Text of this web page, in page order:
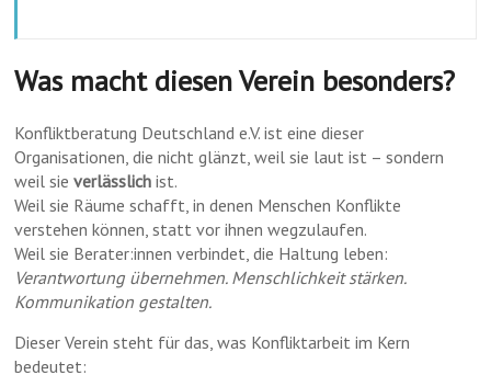
Was macht diesen Verein besonders?
Konfliktberatung Deutschland e.V. ist eine dieser
Organisationen, die nicht glänzt, weil sie laut ist – sondern
weil sieverlässlich ist.
Weil sie Räume schafft, in denen Menschen Konflikte
verstehen können, statt vor ihnen wegzulaufen.
Weil sie Berater:innen verbindet, die Haltung leben:
Verantwortung übernehmen. Menschlichkeit stärken.
Kommunikation gestalten.
Dieser Verein steht für das, was Konfliktarbeit im Kern
bedeutet: